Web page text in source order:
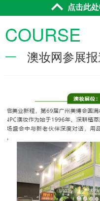
点击此
COURSE
一 澳妆网参展